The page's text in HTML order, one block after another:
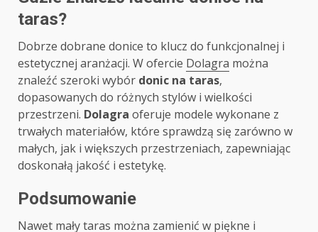
taras?
Dobrze dobrane donice to klucz do funkcjonalnej i
estetycznej aranżacji. W ofercie Dolagra można
znaleźć szeroki wybór donic na taras,
dopasowanych do różnych stylów i wielkości
przestrzeni. Dolagra oferuje modele wykonane z
trwałych materiałów, które sprawdzą się zarówno w
małych, jak i większych przestrzeniach, zapewniając
doskonałą jakość i estetykę.
Podsumowanie
Nawet mały taras można zamienić w piękne i